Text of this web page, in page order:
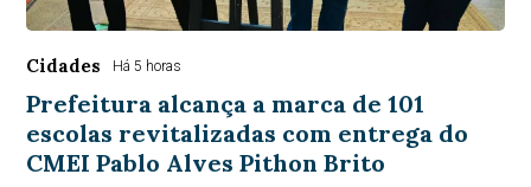
Cidades Há 5 horas
Prefeitura alcança a marca de 101
escolas revitalizadas com entrega do
CMEI Pablo Alves Pithon Brito